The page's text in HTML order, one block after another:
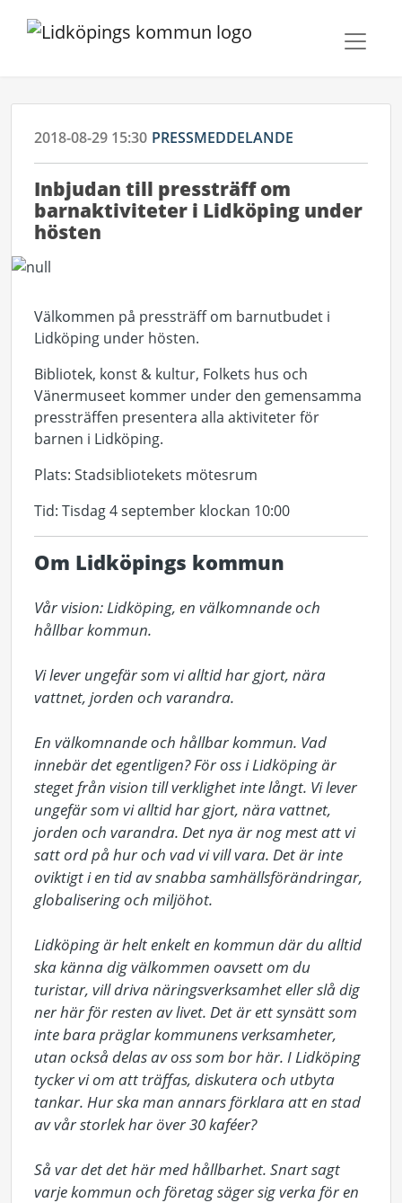
2018-08-29 15:30 PRESSMEDDELANDE
Inbjudan till pressträff om
barnaktiviteter i Lidköping under
hösten
Välkommen på pressträff om barnutbudet i
Lidköping under hösten.
Bibliotek, konst & kultur, Folkets hus och
Vänermuseet kommer under den gemensamma
pressträffen presentera alla aktiviteter för
barnen i Lidköping.
Plats: Stadsibliotekets mötesrum
Tid: Tisdag 4 september klockan 10:00
Om Lidköpings kommun
Vår vision: Lidköping, en välkomnande och
hållbar kommun.
Vi lever ungefär som vi alltid har gjort, nära
vattnet, jorden och varandra.
En välkomnande och hållbar kommun. Vad
innebär det egentligen? För oss i Lidköping är
steget från vision till verklighet inte långt. Vi lever
ungefär som vi alltid har gjort, nära vattnet,
jorden och varandra. Det nya är nog mest att vi
satt ord på hur och vad vi vill vara. Det är inte
oviktigt i en tid av snabba samhällsförändringar,
globalisering och miljöhot.
Lidköping är helt enkelt en kommun där du alltid
ska känna dig välkommen oavsett om du
turistar, vill driva näringsverksamhet eller slå dig
ner här för resten av livet. Det är ett synsätt som
inte bara präglar kommunens verksamheter,
utan också delas av oss som bor här. I Lidköping
tycker vi om att träffas, diskutera och utbyta
tankar. Hur ska man annars förklara att en stad
av vår storlek har över 30 kaféer?
Så var det det här med hållbarhet. Snart sagt
varje kommun och företag säger sig verka för en